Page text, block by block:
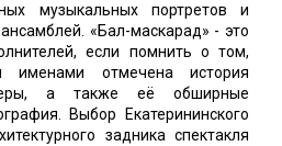
музыкальных портретов и
«Бал-маскарад» - это
если помнить о том,
именами отмечена история
а также её обширные
Выбор Екатерининского
задника спектакля